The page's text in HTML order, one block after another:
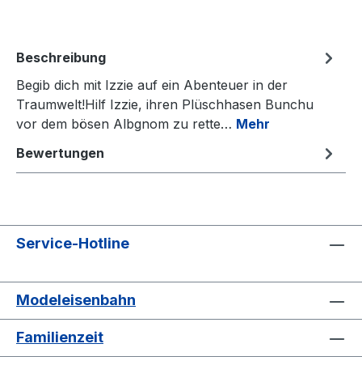
Beschreibung
Begib dich mit Izzie auf ein Abenteuer in der
Traumwelt!Hilf Izzie, ihren Plüschhasen Bunchu
vor dem bösen Albgnom zu rette… Mehr
Bewertungen
Service-Hotline
Modeleisenbahn
Familienzeit